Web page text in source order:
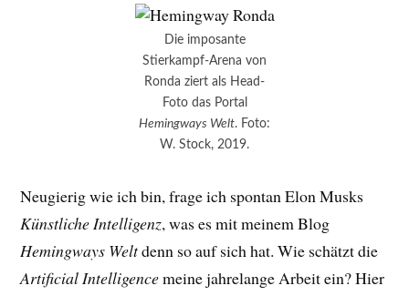
Die imposante
Stierkampf-Arena von
Ronda ziert als Head-
Foto das Portal
Hemingways Welt. Foto:
W. Stock, 2019.
Neugierig wie ich bin, frage ich spontan Elon Musks
Künstliche Intelligenz, was es mit meinem Blog
Hemingways Weltdenn so auf sich hat. Wie schätzt die
Artificial Intelligencemeine jahrelange Arbeit ein? Hier